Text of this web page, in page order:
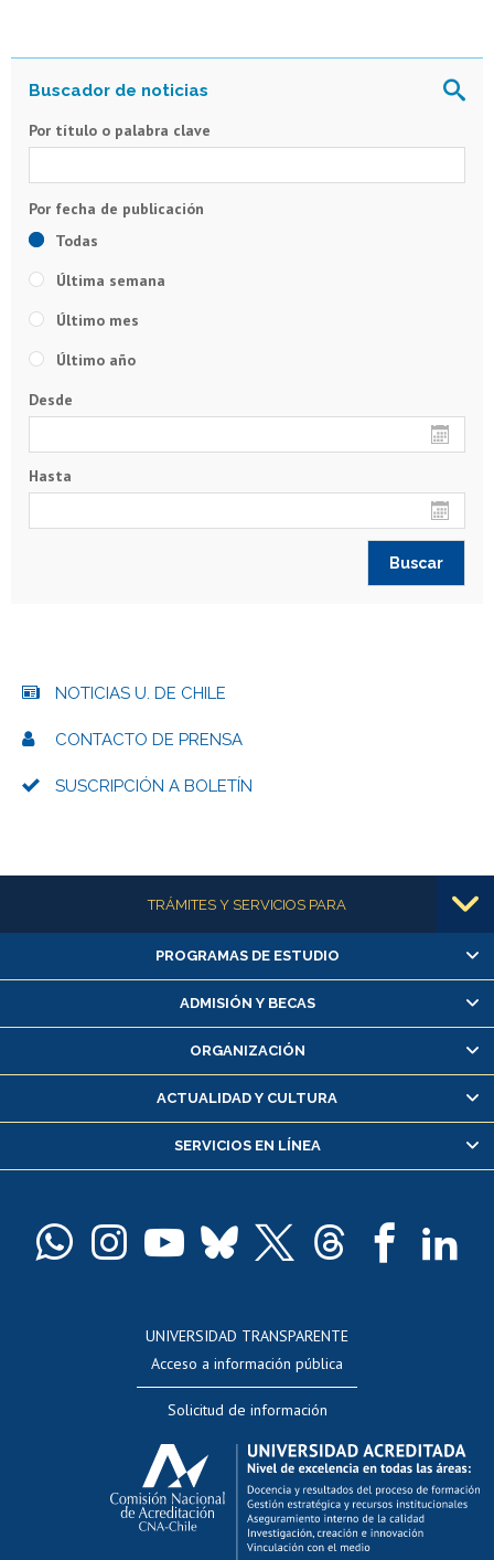
Por título o palabra clave
Todas
Última semana
Último mes
Último año
Desde
Hasta
NOTICIAS U. DE CHILE
CONTACTO DE PRENSA
SUSCRIPCIÓN A BOLETÍN
Más informaciónTRÁMITES Y SERVICIOS PARA
Alumnas/os y exalumnas/os
Matrícula en línea
Inscripción y cambio de asignaturas
Consulta y certificado de notas
Servicio médico y dental
Pago de arancel y crédito alumnos
Docentes
Perfeccionamiento
Editar Portafolio Académico
Evaluación docente
Calificación académica
Postulación al AUCAI
Funcionarias/os
Cursos internos de capacitación
PROGRAMAS DE ESTUDIO
ADMISIÓN Y BECAS
ORGANIZACIÓN
ACTUALIDAD Y CULTURA
SERVICIOS EN LÍNEA
UNIVERSIDAD TRANSPARENTE
Acceso a información pública
Solicitud de información